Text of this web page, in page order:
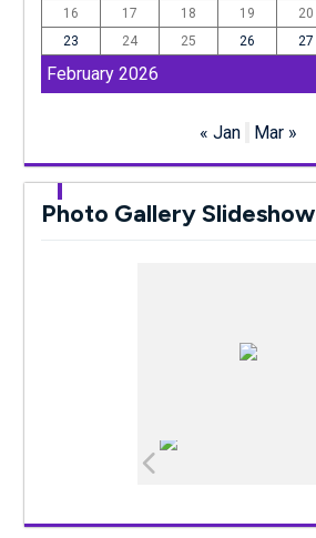
February 2026
16
17 18 19 20
23
24 25 26 27
« Jan Mar »
Photo Gallery Slideshow